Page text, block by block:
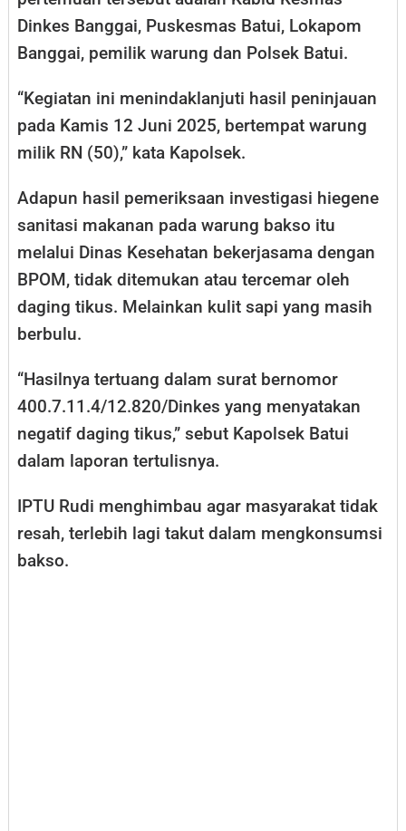
Dinkes Banggai, Puskesmas Batui, Lokapom
Banggai, pemilik warung dan Polsek Batui.
“Kegiatan ini menindaklanjuti hasil peninjauan
pada Kamis 12 Juni 2025, bertempat warung
milik RN (50),” kata Kapolsek.
Adapun hasil pemeriksaan investigasi hiegene
sanitasi makanan pada warung bakso itu
melalui Dinas Kesehatan bekerjasama dengan
BPOM, tidak ditemukan atau tercemar oleh
daging tikus. Melainkan kulit sapi yang masih
berbulu.
“Hasilnya tertuang dalam surat bernomor
400.7.11.4/12.820/Dinkes yang menyatakan
negatif daging tikus,” sebut Kapolsek Batui
dalam laporan tertulisnya.
IPTU Rudi menghimbau agar masyarakat tidak
resah, terlebih lagi takut dalam mengkonsumsi
bakso.